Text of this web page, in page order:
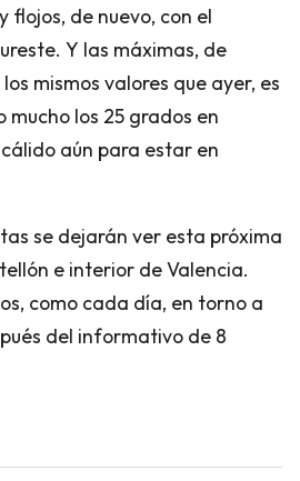
flojos, de nuevo, con el
Y las máximas, de
mismos valores que ayer, es
mucho los 25 grados en
aún para estar en
se dejarán ver esta próxima
e interior de Valencia.
como cada día, en torno a
del informativo de 8